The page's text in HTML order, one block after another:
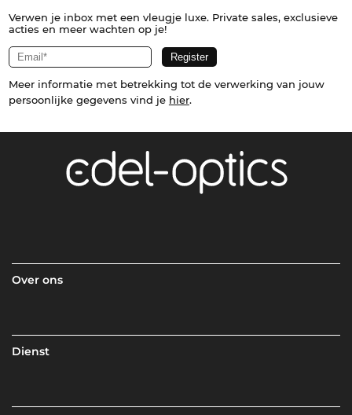
Verwen je inbox met een vleugje luxe. Private sales, exclusieve
acties en meer wachten op je!
Meer informatie met betrekking tot de verwerking van jouw
persoonlijke gegevens vind je hier.
Over ons
Dienst